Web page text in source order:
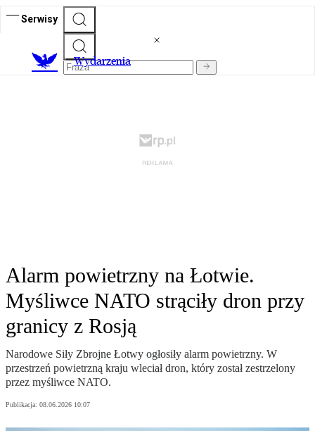
Serwisy
Wydarzenia
Alarm powietrzny na Łotwie.
Myśliwce NATO strąciły dron przy
granicy z Rosją
Narodowe Siły Zbrojne Łotwy ogłosiły alarm powietrzny. W
przestrzeń powietrzną kraju wleciał dron, który został zestrzelony
przez myśliwce NATO.
Publikacja: 08.06.2026 10:07